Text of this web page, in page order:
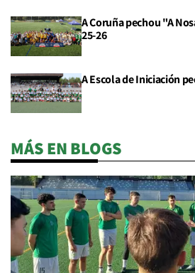
A Coruña pechou "A
25-26
A Escola de Iniciación
MÁS EN BLOGS